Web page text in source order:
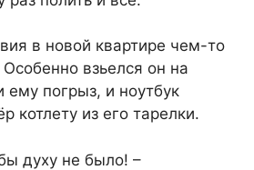
в новой квартире чем-то
взьелся он на
ему погрыз, и ноутбук
котлету из его тарелки.
духу не было! –